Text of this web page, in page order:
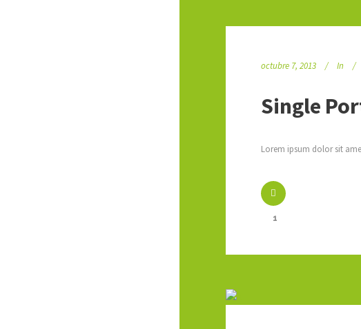
octubre 7, 2013 In
Single
Lorem ipsum dolor sit
1